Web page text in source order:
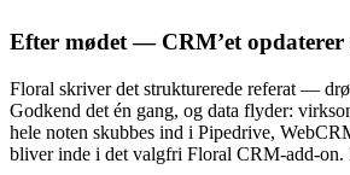
Efter mødet — CRM’et opdaterer
Floral skriver det strukturerede referat —
Godkend det én gang, og data flyder:
hele noten skubbes ind i Pipedrive,
bliver inde i det valgfri Floral CRM-add-on.